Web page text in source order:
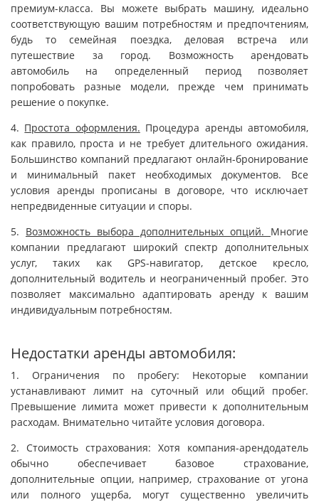
премиум-класса. Вы можете выбрать машину, идеально
соответствующую вашим потребностям и предпочтениям,
будь то семейная поездка, деловая встреча или
путешествие за город. Возможность арендовать
автомобиль на определенный период позволяет
попробовать разные модели, прежде чем принимать
решение о покупке.
4. Простота оформления. Процедура аренды автомобиля,
как правило, проста и не требует длительного ожидания.
Большинство компаний предлагают онлайн-бронирование
и минимальный пакет необходимых документов. Все
условия аренды прописаны в договоре, что исключает
непредвиденные ситуации и споры.
5. Возможность выбора дополнительных опций. Многие
компании предлагают широкий спектр дополнительных
услуг, таких как GPS-навигатор, детское кресло,
дополнительный водитель и неограниченный пробег. Это
позволяет максимально адаптировать аренду к вашим
индивидуальным потребностям.
Недостатки аренды автомобиля:
1. Ограничения по пробегу: Некоторые компании
устанавливают лимит на суточный или общий пробег.
Превышение лимита может привести к дополнительным
расходам. Внимательно читайте условия договора.
2. Стоимость страхования: Хотя компания-арендодатель
обычно обеспечивает базовое страхование,
дополнительные опции, например, страхование от угона
или полного ущерба, могут существенно увеличить